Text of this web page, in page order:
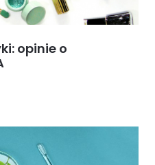
opinie o